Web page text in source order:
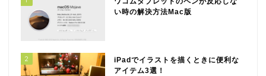
い時の解決方法Mac版
2
iPadでイラストを描くときに便利な
アイテム3選！